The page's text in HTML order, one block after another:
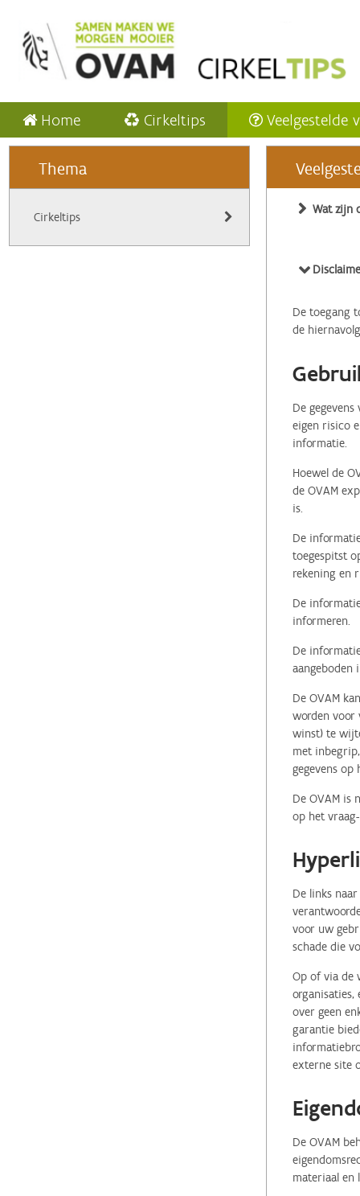
Home Cirkeltips Veelgestelde
Thema
Cirkeltips
Wat zijn
De toegang
de
De
eigen risico
informatie.
Hoewel de
de OVAM
is.
De
toegespitst
rekening en
De
informeren.
De
aangeboden
De OVAM
worden voor
winst) te
met
gegevens
De OVAM is
op het
De links
voor uw
schade die
Op of via de
organisaties,
over geen
garantie
externe site
De OVAM
materiaal en